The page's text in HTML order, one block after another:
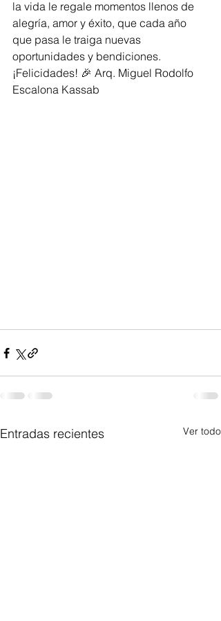
la vida le regale momentos llenos de
alegría, amor y éxito, que cada año
que pasa le traiga nuevas
oportunidades y bendiciones.
¡Felicidades! 🎉 Arq. Miguel Rodolfo
Escalona Kassab
Entradas recientes Ver todo